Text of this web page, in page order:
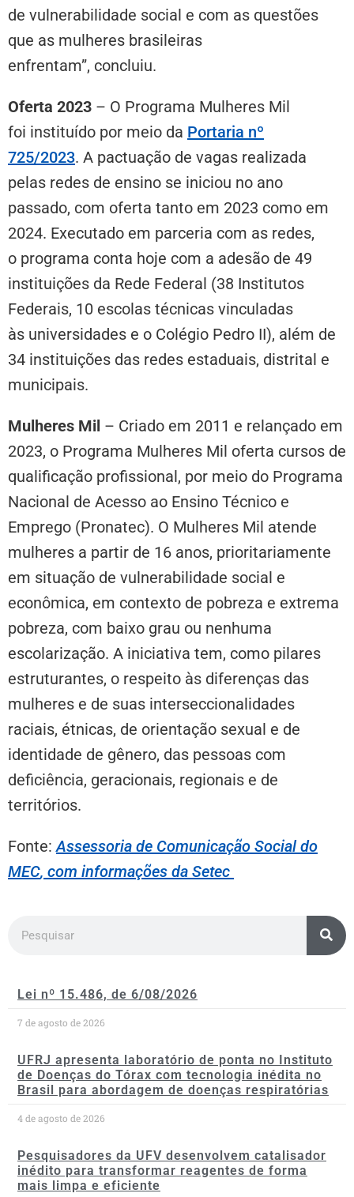
de vulnerabilidade social e com as questões
que as mulheres brasileiras
enfrentam”, concluiu.
Oferta 2023 – O Programa Mulheres Mil
foi instituído por meio da Portaria nº
725/2023. A pactuação de vagas realizada
pelas redes de ensino se iniciou no ano
passado, com oferta tanto em 2023 como em
2024. Executado em parceria com as redes,
o programa conta hoje com a adesão de 49
instituições da Rede Federal (38 Institutos
Federais, 10 escolas técnicas vinculadas
às universidades e o Colégio Pedro II), além de
34 instituições das redes estaduais, distrital e
municipais.
Mulheres Mil – Criado em 2011 e relançado em
2023, o Programa Mulheres Mil oferta cursos de
qualificação profissional, por meio do Programa
Nacional de Acesso ao Ensino Técnico e
Emprego (Pronatec). O Mulheres Mil atende
mulheres a partir de 16 anos, prioritariamente
em situação de vulnerabilidade social e
econômica, em contexto de pobreza e extrema
pobreza, com baixo grau ou nenhuma
escolarização. A iniciativa tem, como pilares
estruturantes, o respeito às diferenças das
mulheres e de suas interseccionalidades
raciais, étnicas, de orientação sexual e de
identidade de gênero, das pessoas com
deficiência, geracionais, regionais e de
territórios.
Fonte:Assessoria de Comunicação Socialdo
MEC, com informações da Setec
Lei nº 15.486, de 6/08/2026
7 de agosto de 2026
UFRJ apresenta laboratório de ponta no Instituto
de Doenças do Tórax com tecnologia inédita no
Brasil para abordagem de doenças respiratórias
4 de agosto de 2026
Pesquisadores da UFV desenvolvem catalisador
inédito para transformar reagentes de forma
mais limpa e eficiente